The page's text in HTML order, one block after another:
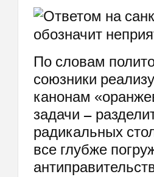
По словам
союзники
канонам
задачи –
радикальных
все глубже